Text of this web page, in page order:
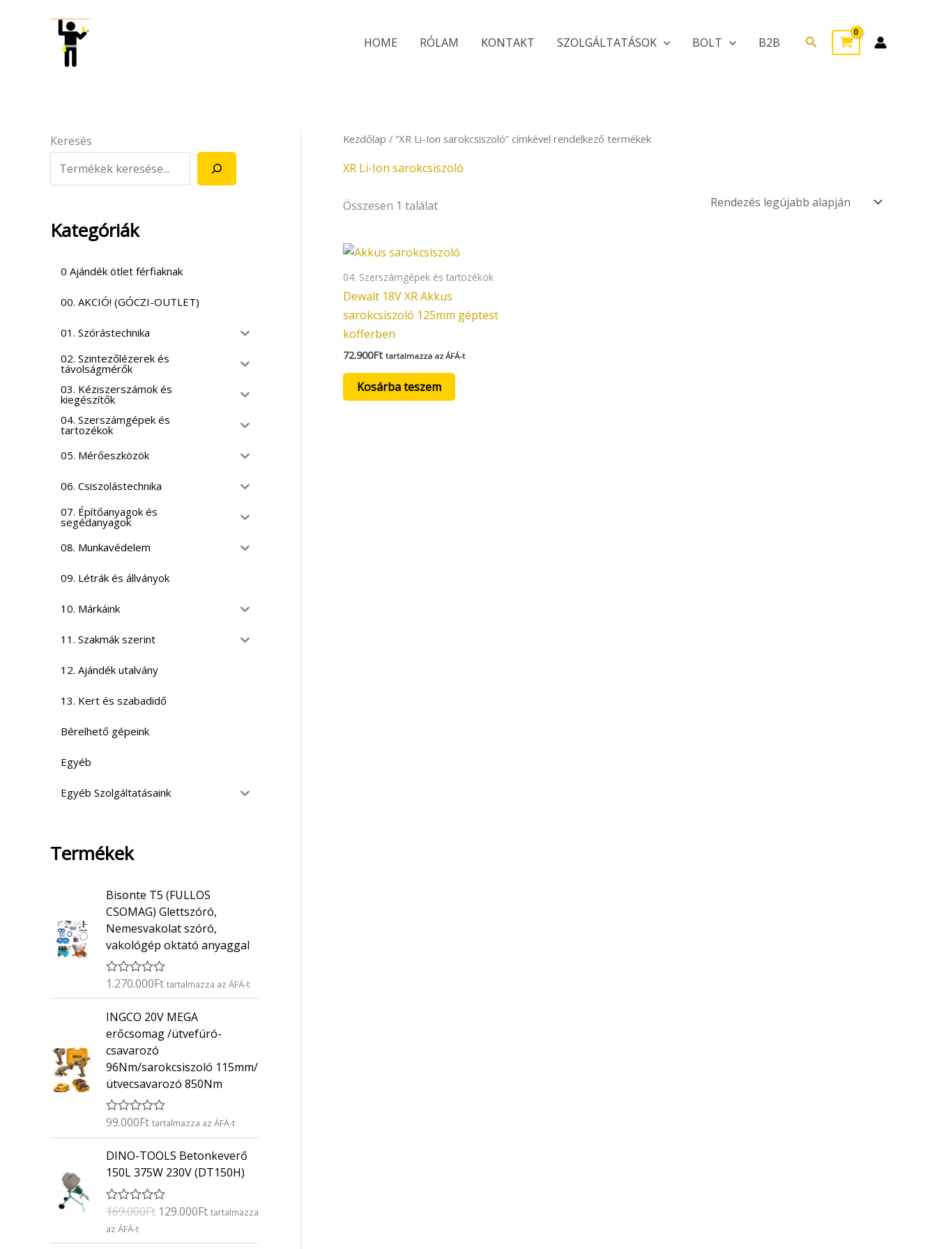
HOME RÓLAM KONTAKT SZOLGÁLTATÁSOK BOLT B2B Search
Keresés
Kategóriák
0 Ajándék ötlet férfiaknak
00. AKCIÓ! (GÓCZI-OUTLET)
01. Szórástechnika
02. Szintezőlézerek és
távolságmérők
03. Kéziszerszámok és
kiegészítők
04. Szerszámgépek és
tartozékok
05. Mérőeszközök
06. Csiszolástechnika
07. Építőanyagok és
segédanyagok
08. Munkavédelem
09. Létrák és állványok
10. Márkáink
11. Szakmák szerint
12. Ajándék utalvány
13. Kert és szabadidő
Bérelhető gépeink
Egyéb
Egyéb Szolgáltatásaink
Termékek
Bisonte T5 (FULLOS
CSOMAG) Glettszóró,
Nemesvakolat szóró,
vakológép oktató anyaggal
É
é
e
l
é
s
:
/
5
1.270.000Ft tartalmazza az ÁFÁ-t
INGCO 20V MEGA
erőcsomag /ütvefúró-
csavarozó
96Nm/sarokcsiszoló 115mm/
ütvecsavarozó 850Nm
É
é
k
e
é
s
0
/
99.000Ft tartalmazza az ÁFÁ-t
DINO-TOOLS Betonkeverő
150L 375W 230V (DT150H)
É
t
é
169.000Ft
O
r
g
129.000Ft
C
u
etartalmazza
az ÁFÁ-t
Kezdőlap / “XR Li-Ion sarokcsiszoló” címkével rendelkező termékek
XR Li-Ion sarokcsiszoló
Összesen 1 találat
04. Szerszámgépek és tartozékok
Dewalt 18V XR Akkus
sarokcsiszoló 125mm géptest
kofferben
72.900Ft tartalmazza az ÁFÁ-t
Kosárba teszem